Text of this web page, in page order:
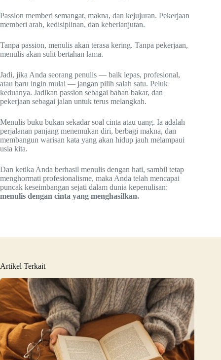
Passion memberi semangat, makna, dan kejujuran. Pekerjaan
memberi arah, kedisiplinan, dan keberlanjutan.
Tanpa passion, menulis akan terasa kering. Tanpa pekerjaan,
menulis akan sulit bertahan lama.
Jadi, jika Anda seorang penulis — baik lepas, profesional,
atau baru ingin mulai — jangan pilih salah satu. Peluk
keduanya. Jadikan passion sebagai bahan bakar, dan
pekerjaan sebagai jalan untuk terus melangkah.
Menulis buku bukan sekadar soal cinta atau uang. Ia adalah
perjalanan panjang menemukan diri, berbagi makna, dan
membangun warisan kata yang akan hidup jauh melampaui
usia kita.
Dan ketika Anda berhasil menulis dengan hati, sambil tetap
menghormati profesionalisme, maka Anda telah mencapai
puncak keseimbangan sejati dalam dunia kepenulisan:
menulis dengan cinta yang menghasilkan.
Artikel Terkait